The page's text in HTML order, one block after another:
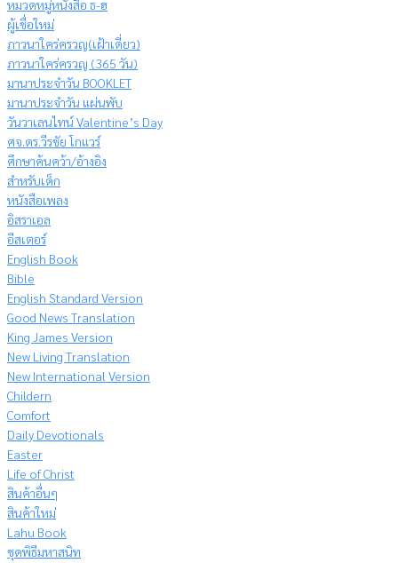
หมวดหมู่หนังสือ ธ-ฮ
ผู้เชื่อใหม่
ภาวนาใคร่ครวญ(เฝ้าเดี่ยว)
ภาวนาใคร่ครวญ (365 วัน)
มานาประจำวัน BOOKLET
มานาประจำวัน แผ่นพับ
วันวาเลนไทน์ Valentine’s Day
ศจ.ดร.วีรชัย โกแวร์
ศึกษาค้นคว้า/อ้างอิง
สำหรับเด็ก
หนังสือเพลง
อิสราเอล
อีสเตอร์
English Book
Bible
English Standard Version
Good News Translation
King James Version
New Living Translation
New International Version
Childern
Comfort
Daily Devotionals
Easter
Life of Christ
สินค้าอื่นๆ
สินค้าใหม่
Lahu Book
ชุดพิธีมหาสนิท